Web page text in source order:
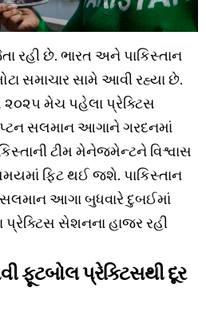
રહી છે. ભારત અને પાકિસ્તાન
સમાચાર સામે આવી રહ્યા છે.
૨૦૨૫ મેચ પહેલા પ્રેક્ટિસ
સલમાન આગાને ગરદનમાં
ટીમ મેનેજમેન્ટને વિશ્વાસ
ફિટ થઈ જશે. પાકિસ્તાન
આગા બુધવારે દુબઈમાં
સેશનના હાજર રહી
ફૂટબોલ પ્રેક્ટિસથી દૂર